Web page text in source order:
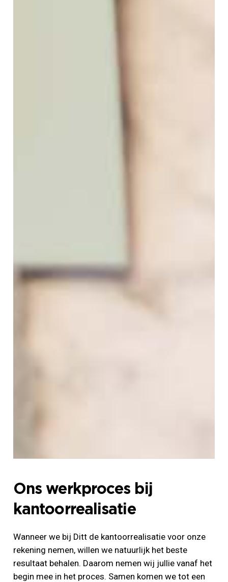
Ons werkproces bij
kantoorrealisatie
Wanneer we bij Ditt de kantoorrealisatie voor onze
rekening nemen, willen we natuurlijk het beste
resultaat behalen. Daarom nemen wij jullie vanaf het
begin mee in het proces. Samen komen we tot een